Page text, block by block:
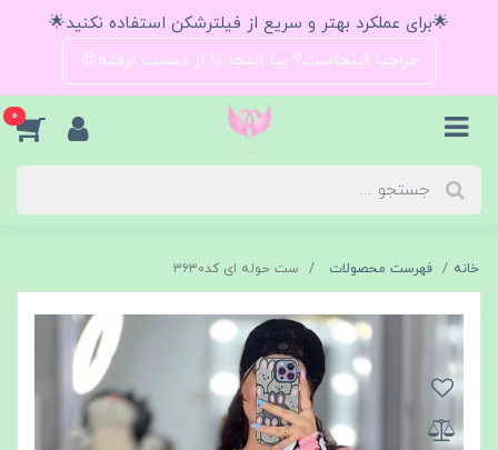
🌟برای عملکرد بهتر و سریع از فیلترشکن استفاده نکنید🌟
حراجیا اینجاست؟ بیا اینجا تا از دستت نرفته😍
0
خانه فهرست محصولات ست حوله ای کد۳۶۳۰